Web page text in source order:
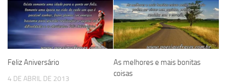
Feliz Aniversário
4 DE ABRIL DE 2013
As melhores e mais bonitas
coisas